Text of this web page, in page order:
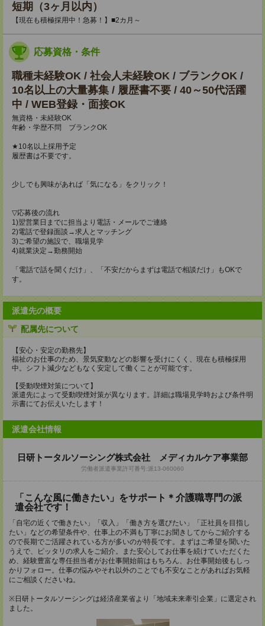
短期（3ヶ月以内）
【現在も積極採用中！急募！】■2カ月～
応募資格・条件
職種未経験OK / 社会人未経験OK / ブランクOK /
10名以上の大量募集 / 履歴書不要 / 40～50代活躍
中 / WEB登録・面接OK
無資格・未経験OK
年齢・学歴不問 ブランクOK
★10名以上採用予定
履歴書は不要です。
少しでも興味があれば「気になる」をクリック！
▽応募後の流れ
1)翌営業日までに担当より電話・メールでご連絡
2)電話で登録面談→求人とマッチング
3)ご希望の施設で、職場見学
4)就業決定→勤務開始
「電話で話を聞くだけ」、「不安だからまずは電話で相談だけ」もOKで
す。
派遣先の概要
配属先について
【安心・安定の勤務先】
福祉のお仕事のため、景気変動などの影響を受けにくく、現在も積極採用
中。シフト減少などもなく安定して働くことが可能です。
【受動喫煙対策について】
派遣先によって受動喫煙対策が異なります。詳細は職場見学時および条件明
示書にてお伝えいたします！
派遣会社情報
日研トータルソーシング株式会社 メディカルケア事業部
労働者派遣事業許可番号:派13-060060
「こんな風に働きたい」をサポート＊介護職専門の派
遣会社です！
「自宅の近くで働きたい」「収入」「働き方を選びたい」「正社員を目指し
たい」などの希望条件や、仕事上の不満も丁寧にお聞きしてからご紹介する
ので長期でご活躍されている方が多いのが特長です。まずはご希望を聞いた
うえで、ピッタリの求人をご紹介。また安心してお仕事を続けていただくた
め、経験豊富な専任担当者がお仕事開始前はもちろん、お仕事開始後もしっ
かりフォロー。仕事の悩みやそれ以外のことでも不安なことがあればお気軽
にご相談くださいね。
※日研トータルソーシングは経済産業省より「地域未来牽引企業」に選定され
ました。